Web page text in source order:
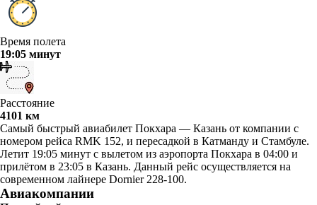
Время полета
19:05 минут
Расстояние
4101 км
Самый быстрый авиабилет Покхара — Казань от компании с
номером рейса RMK 152, и пересадкой в Катманду и Стамбуле.
Летит 19:05 минут с вылетом из аэропорта Покхара в 04:00 и
прилётом в 23:05 в Казань. Данный рейс осуществляется на
современном лайнере Dornier 228-100.
Авиакомпании